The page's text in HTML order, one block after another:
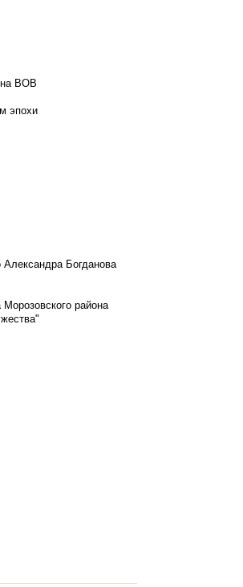
ВОВ
эпохи
Александра Богданова
района